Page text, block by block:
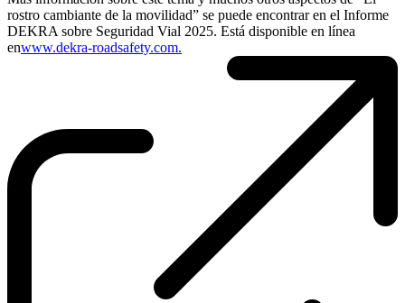
rostro cambiante de la movilidad” se puede encontrar en el Informe
DEKRA sobre Seguridad Vial 2025. Está disponible en línea
enwww.dekra-roadsafety.com.